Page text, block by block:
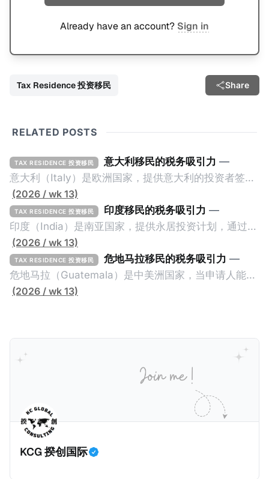
Already have an account? Sign in
Tax Residence 投资移民 Share
RELATED POSTS
TAX RESIDENCE 投资移民 意大利移民的税务吸引力 —
意大利（Italy）是欧洲国家，提供意大利的投资者签证
计划。申请人必须满足至少以下一项标准才能获得两年
投资者签证： * 投资200万欧元意大利政府债券； * 投
资50万欧元意大利股票； * 投资25万欧元于创新初创
企业；或 * 向意大利公共利益项目捐赠100万欧元。 当
投资者在居留许可证有效期的两年内保持投资，则可以
在居留证到期日前至少60天申请续签3年。当投资者经
过五年的实际居留（每年在意大利停留270天），申请
吸引力吗？我们来看看：
(2026 / wk 13)
TAX RESIDENCE 投资移民 印度移民的税务吸引力 —
印度（India）是南亚国家，提供永居投资计划，通过满
足特定的标准获得居留权。印度的永居投资计划要求申
请人透过外国直接投资（FDI）途径投资印度： * 申请
人必须在18个月内投资至少1亿卢比（约合773万人民
币）或36个月内投资至少2.5亿卢比（约合1933万人民
的财务能力和专业知识； * 申请人必须在印度就业务注
册公司，并提供公司注册证书和注册企业的介绍/支持信
并提供有关投资将如何为印度经济做出贡献的详细计
申请。申请人在印度居住共12年后有资格申请印度公民
身份，包括在申请前连续居住11年，短暂缺席的少数例
外。由于印度不允许双重国籍，申请人必须放弃其原始
(2026 / wk 13)
TAX RESIDENCE 投资移民 危地马拉移民的税务吸引力 —
危地马拉（Guatemala）是中美洲国家，当申请人能够
证明被动收入或养老金收入，那么可以申请永久居留计
增加300美元（折合约人民币2千）。 申请人提交材料
包括：申请表、护照、无犯罪证明，以及最后一次进入
危地马拉的证明，且材料必须公证并翻译成西班牙语。
在危地马拉居住至少五年、具备流利西班牙语、对当地
历史文化有认识，就可以入籍成为危地马拉公民。 那
么，危地马拉的税务政策有吸引力吗？我们来看看：
(2026 / wk 13)
KCG 揆创国际